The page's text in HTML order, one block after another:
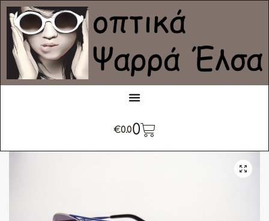
€0.00